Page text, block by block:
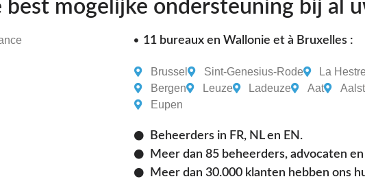
mogelijke ondersteuning bij al
11 bureaux en Wallonie et à Bruxelles :
Brussel Sint-Genesius-Rode La
Bergen
Leuze Ladeuze Aat Aalst
Eupen
Beheerders in FR, NL en EN.
Meer dan 85 beheerders, advocaten
Meer dan 30.000 klanten hebben ons